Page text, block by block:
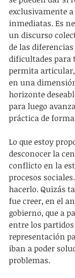
exclusivamente
inmediatas. Es
un discurso
de las
dificultades para
permita
en una
horizonte
para luego
práctica de
Lo que estoy
desconocer la
conflicto en la
procesos
hacerlo. Quizás
fue creer, en el
gobierno, que a
entre los
representación
iban a poder
problemas.